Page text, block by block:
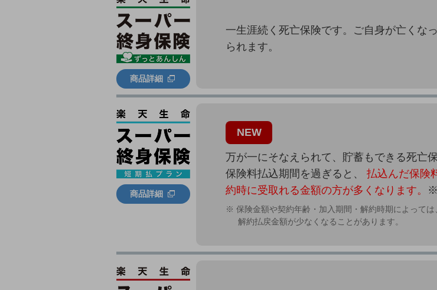
商品詳細
一生涯続く死亡保険です。ご自身が亡くな
られます。
商品詳細
NEW
万が一にそなえられて、貯蓄もできる死亡保
保険料払込期間を過ぎると、 払込んだ保険
約時に受取れる金額の方が多くなります。 ※
※ 保険金額や契約年齢・加入期間・解約時期によっては
解約払戻金額が少なくなることがあります。